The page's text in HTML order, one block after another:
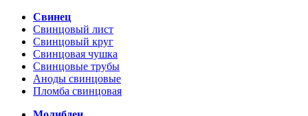
Свинец
Свинцовый лист
Свинцовый круг
Свинцовая чушка
Свинцовые трубы
Аноды свинцовые
Пломба свинцовая